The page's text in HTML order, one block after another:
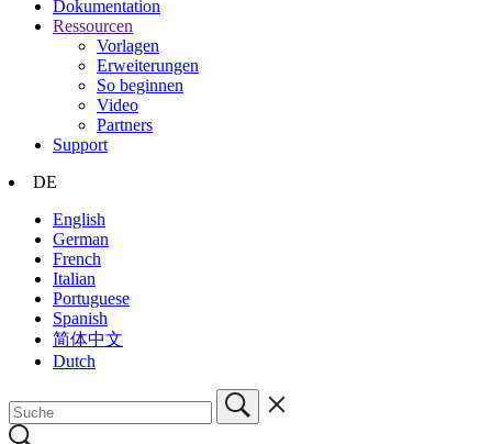
Dokumentation
Ressourcen
Vorlagen
Erweiterungen
So beginnen
Video
Partners
Support
DE
English
German
French
Italian
Portuguese
Spanish
简体中文
Dutch